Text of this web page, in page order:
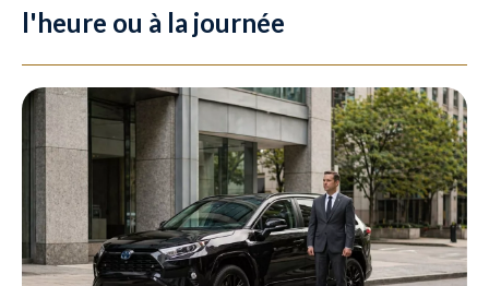
l'heure ou à la journée